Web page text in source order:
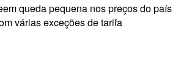
queda pequena nos preços do país
várias exceções de tarifa